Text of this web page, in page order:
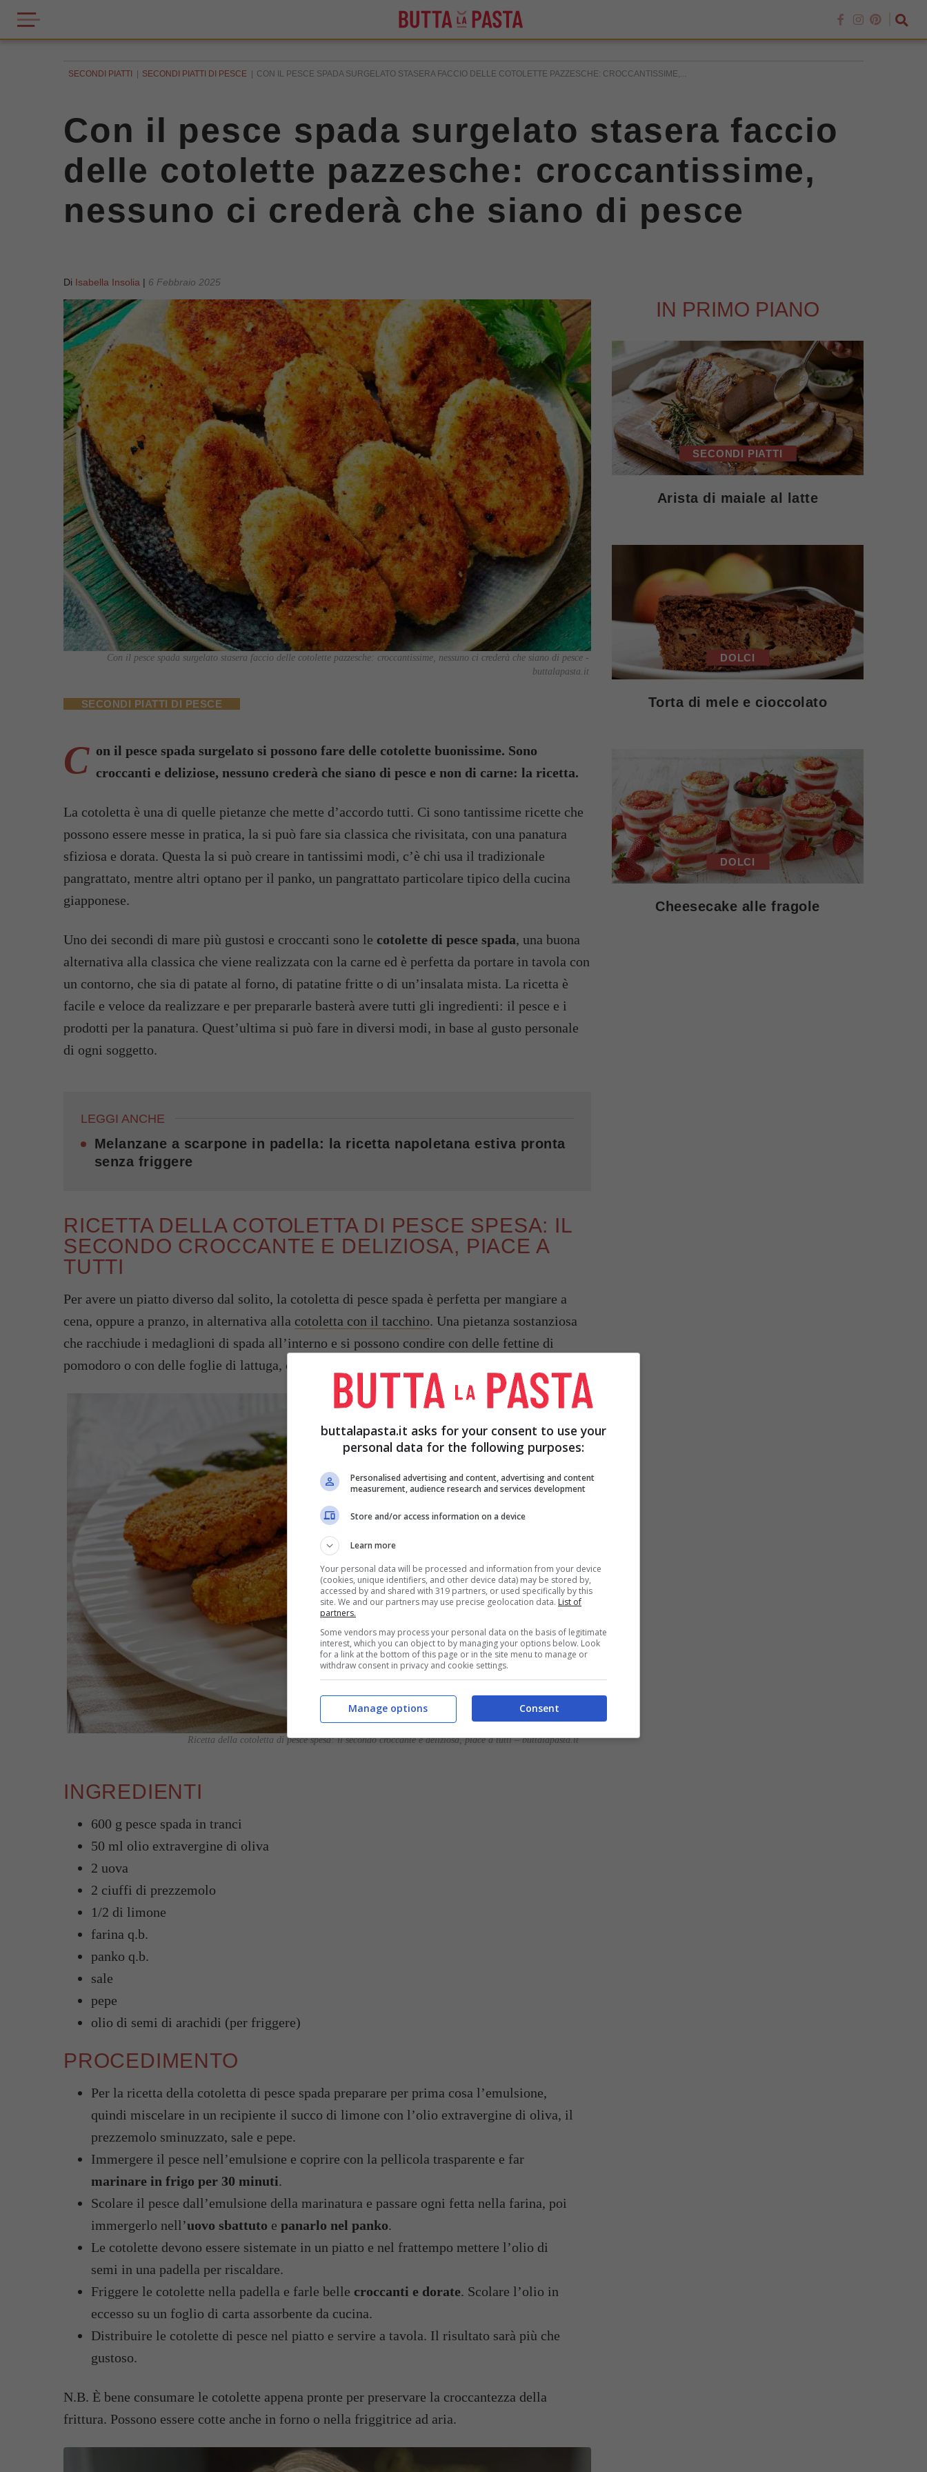
SECONDI PIATTI SECONDI PIATTI DI PESCE CON IL PESCE SPADA SURGELATO STASERA FACCIO DELLE COTOLETTE PAZZESCHE: CROCCANTISSIME,...
Con il pesce spada surgelato stasera faccio
delle cotolette pazzesche: croccantissime,
nessuno ci crederà che siano di pesce
Di Isabella Insolia | 6 Febbraio 2025
Con il pesce spada surgelato stasera faccio delle cotolette pazzesche: croccantissime, nessuno ci crederà che siano di pesce -
buttalapasta.it
SECONDI PIATTI DI PESCE
C on il pesce spada surgelato si possono fare delle cotolette buonissime. Sono
croccanti e deliziose, nessuno crederà che siano di pesce e non di carne: la ricetta.
La cotoletta è una di quelle pietanze che mette d’accordo tutti. Ci sono tantissime ricette che
possono essere messe in pratica, la si può fare sia classica che rivisitata, con una panatura
sfiziosa e dorata. Questa la si può creare in tantissimi modi, c’è chi usa il tradizionale
pangrattato, mentre altri optano per il panko, un pangrattato particolare tipico della cucina
giapponese.
Uno dei secondi di mare più gustosi e croccanti sono le cotolette di pesce spada, una buona
alternativa alla classica che viene realizzata con la carne ed è perfetta da portare in tavola con
un contorno, che sia di patate al forno, di patatine fritte o di un’insalata mista. La ricetta è
facile e veloce da realizzare e per prepararle basterà avere tutti gli ingredienti: il pesce e i
prodotti per la panatura. Quest’ultima si può fare in diversi modi, in base al gusto personale
di ogni soggetto.
LEGGI ANCHE
Melanzane a scarpone in padella: la ricetta napoletana estiva pronta
senza friggere
RICETTA DELLA COTOLETTA DI PESCE SPESA: IL
SECONDO CROCCANTE E DELIZIOSA, PIACE A
TUTTI
Per avere un piatto diverso dal solito, la cotoletta di pesce spada è perfetta per mangiare a
cena, oppure a pranzo, in alternativa alla cotoletta con il tacchino. Una pietanza sostanziosa
che racchiude i medaglioni di spada all’interno e si possono condire con delle fettine di
pomodoro o con delle foglie di lattuga, ci si può aggiungere anche la maionese o altre salse.
Ricetta della cotoletta di pesce spesa: il secondo croccante e deliziosa, piace a tutti – buttalapasta.it
INGREDIENTI
600 g pesce spada in tranci
50 ml olio extravergine di oliva
2 uova
2 ciuffi di prezzemolo
1/2 di limone
farina q.b.
panko q.b.
sale
pepe
olio di semi di arachidi (per friggere)
PROCEDIMENTO
Per la ricetta della cotoletta di pesce spada preparare per prima cosa l’emulsione,
quindi miscelare in un recipiente il succo di limone con l’olio extravergine di oliva, il
prezzemolo sminuzzato, sale e pepe.
Immergere il pesce nell’emulsione e coprire con la pellicola trasparente e far
marinare in frigo per 30 minuti.
Scolare il pesce dall’emulsione della marinatura e passare ogni fetta nella farina, poi
immergerlo nell’uovo sbattuto e panarlo nel panko.
Le cotolette devono essere sistemate in un piatto e nel frattempo mettere l’olio di
semi in una padella per riscaldare.
Friggere le cotolette nella padella e farle belle croccanti e dorate. Scolare l’olio in
eccesso su un foglio di carta assorbente da cucina.
Distribuire le cotolette di pesce nel piatto e servire a tavola. Il risultato sarà più che
gustoso.
N.B. È bene consumare le cotolette appena pronte per preservare la croccantezza della
frittura. Possono essere cotte anche in forno o nella friggitrice ad aria.
IN PRIMO PIANO
SECONDI PIATTI
Arista di maiale al latte
DOLCI
Torta di mele e cioccolato
DOLCI
Cheesecake alle fragole
buttalapasta.it asks for your consent to use your
personal data for the following purposes:
Personalised advertising and content, advertising and content
measurement, audience research and services development
Store and/or access information on a device
Learn more
Your personal data will be processed and information from your device
(cookies, unique identifiers, and other device data) may be stored by,
accessed by and shared with 319 partners, or used specifically by this
site. We and our partners may use precise geolocation data. List of
partners.
Some vendors may process your personal data on the basis of legitimate
interest, which you can object to by managing your options below. Look
for a link at the bottom of this page or in the site menu to manage or
withdraw consent in privacy and cookie settings.
Consent
Manage options